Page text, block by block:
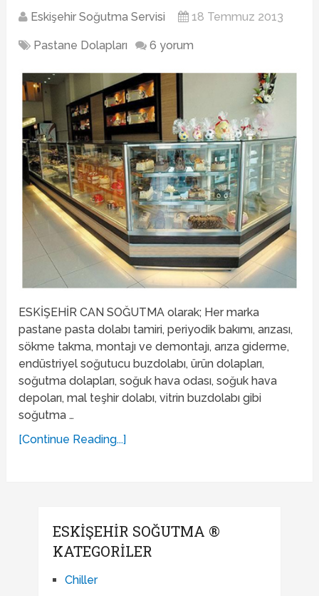
Eskişehir Soğutma Servisi 18 Temmuz 2013
Pastane Dolapları 6 yorum
ESKİŞEHİR CAN SOĞUTMA olarak; Her marka
pastane pasta dolabı tamiri, periyodik bakımı, arızası,
sökme takma, montajı ve demontajı, arıza giderme,
endüstriyel soğutucu buzdolabı, ürün dolapları,
soğutma dolapları, soğuk hava odası, soğuk hava
depoları, mal teşhir dolabı, vitrin buzdolabı gibi
soğutma …
[Continue Reading...]
ESKIŞEHIR SOĞUTMA ®
KATEGORILER
Chiller